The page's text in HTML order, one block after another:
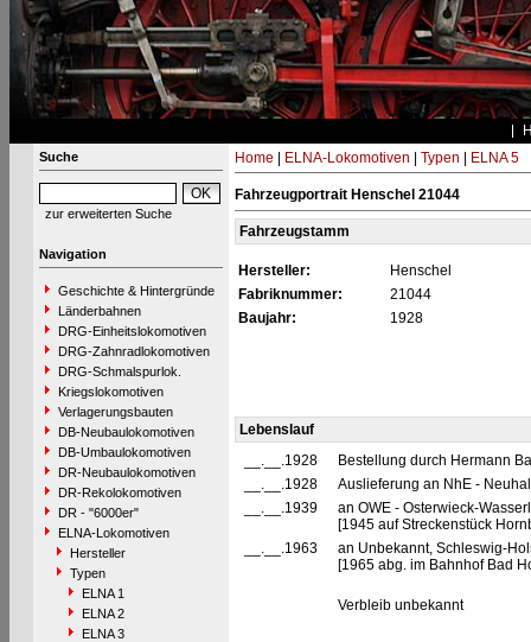
Suche
zur erweiterten Suche
Navigation
Geschichte & Hintergründe
Länderbahnen
DRG-Einheitslokomotiven
DRG-Zahnradlokomotiven
DRG-Schmalspurlok.
Kriegslokomotiven
Verlagerungsbauten
DB-Neubaulokomotiven
DB-Umbaulokomotiven
DR-Neubaulokomotiven
DR-Rekolokomotiven
DR - "6000er"
ELNA-Lokomotiven
Hersteller
Typen
ELNA 1
ELNA 2
ELNA 3
Home ELNA-Lokomotiven Typen ELNA 5
Fahrzeugportrait Henschel 21044
Fahrzeugstamm
Hersteller:
Henschel
Fabriknummer:
21044
Baujahr:
1928
Lebenslauf
__.__.1928
Bestellung durch Hermann
__.__.1928
Auslieferung an NhE -
__.__.1939
an OWE - Osterwieck-
[1945 auf Streckenstück
__.__.1963
an Unbekannt, Schleswig-
[1965 abg. im Bahnhof Bad
Verbleib unbekannt